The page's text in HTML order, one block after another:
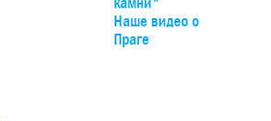
Наше видео о
Праге